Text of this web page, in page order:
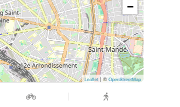
−
Leaflet| © OpenStreetMap